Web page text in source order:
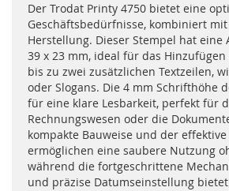
Der Trodat Printy 4750 bietet eine
Geschäftsbedürfnisse, kombiniert
Herstellung. Dieser Stempel hat eine
39 x 23 mm, ideal für das
bis zu zwei zusätzlichen Textzeilen,
oder Slogans. Die 4 mm Schrifthöhe
für eine klare Lesbarkeit, perfekt für
Rechnungswesen oder die
kompakte Bauweise und der
ermöglichen eine saubere Nutzung
während die fortgeschrittene
und präzise Datumseinstellung